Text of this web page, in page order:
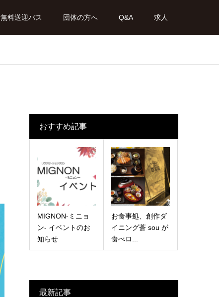
無料送迎バス 団体の方へ Q&A 求人
おすすめ記事
MIGNON-ミニョ
ン- イベントのお
知らせ
お食事処、創作ダ
イニング蒼 sou が
食べロ...
最新記事